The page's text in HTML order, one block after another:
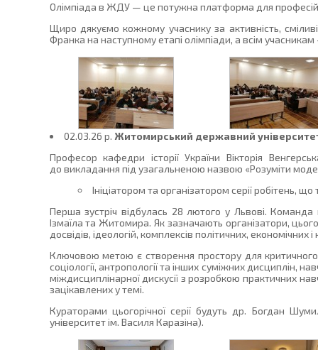
Олімпіада в ЖДУ — це потужна платформа для
Щиро дякуємо кожному учаснику за активність,
Франка на наступному етапі олімпіади, а всім
02.03.26 p. Житомирський державний університет
Професор кафедри історії України Вікторія
до викладання під узагальненою назвою «Розуміти
Ініціатором та організатором серії робітень,
Перша зустріч відбулась 28 лютого у Львові. Команда
Ізмаїла та Житомира. Як зазначають організатори,
досвідів, ідеологій, комплексів політичних, економічних
Ключовою метою є створення простору для критичного
соціології, антропології та інших суміжних дисциплін,
міждисциплінарної дискусії з розробкою практичних
зацікавлених у темі.
Кураторами цьогорічної серії будуть др. Богдан
університет ім. Василя Каразіна).